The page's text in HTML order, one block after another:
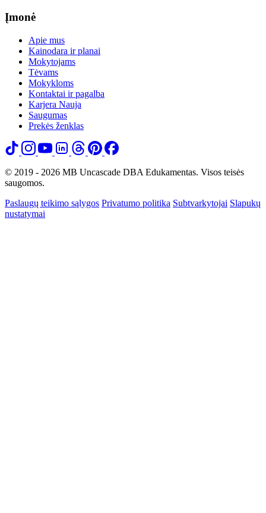
Įmonė
Apie mus
Kainodara ir planai
Mokytojams
Tėvams
Mokykloms
Kontaktai ir pagalba
Karjera Nauja
Saugumas
Prekės ženklas
© 2019 - 2026 MB Uncascade DBA Edukamentas. Visos teisės
saugomos.
Paslaugų teikimo sąlygos Privatumo politika Subtvarkytojai Slapukų
nustatymai